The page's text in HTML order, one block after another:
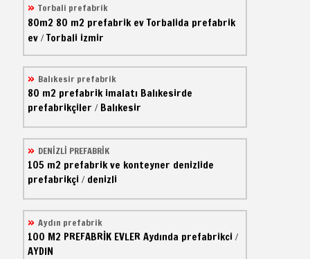
Torbali prefabrik
80m2 80 m2 prefabrik evTorbalida prefabrik
ev/Torbali izmir
Balıkesir prefabrik
80 m2 prefabrik imalatı Balıkesirde
prefabrikçiler / Balıkesir
DENİZLİ PREFABRİK
105 m2 prefabrik ve konteyner denizlide
prefabrikçi / denizli
Aydın prefabrik
100 M2 PREFABRİK EVLERAydında prefabrikci /
AYDIN